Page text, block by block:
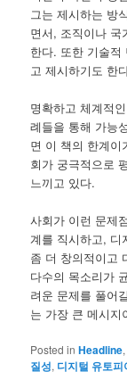
그는 제시하는 방
면서, 조직이나 국
한다. 또한 기술적
고 제시하기도 한
명확하고 체계적
례들을 통해 가능
면 이 책의 한계이
회가 궁극적으로
느끼고 있다.
사회가 이런 문제
계를 직시하고, 디
좀 더 창의적이고
다수의 목소리가
려운 문제를 풀어
는 가장 큰 메시지
Posted in Headline,
질성, 디지털 유토피